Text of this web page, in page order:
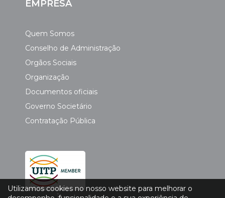
EMPRESA
Quem Somos
Conselho de Administração
Orgãos Sociais
Organização
Documentos oficiais
Governo Societário
Contratação Pública
Utilizamos cookies no nosso website para melhorar o